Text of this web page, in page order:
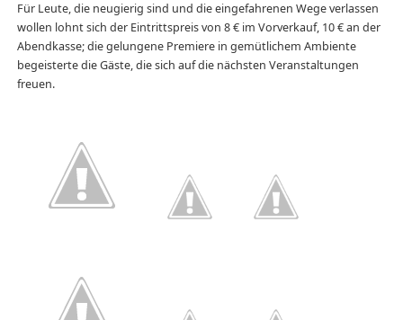
Für Leute, die neugierig sind und die eingefahrenen Wege verlassen
wollen lohnt sich der Eintrittspreis von 8 € im Vorverkauf, 10 € an der
Abendkasse; die gelungene Premiere in gemütlichem Ambiente
begeisterte die Gäste, die sich auf die nächsten Veranstaltungen
freuen.